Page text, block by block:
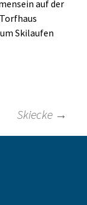
auf der
Skilaufen
Skiecke →